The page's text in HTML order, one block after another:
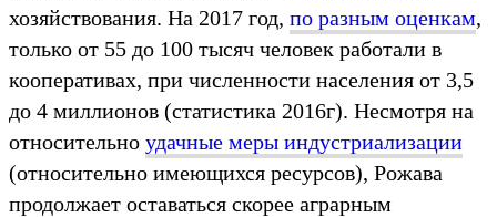
хозяйствования. На 2017 год, по разным оценкам,
только от 55 до 100 тысяч человек работали в
кооперативах, при численности населения от 3,5
до 4 миллионов (статистика 2016г). Несмотря на
относительно удачные меры индустриализации
(относительно имеющихся ресурсов), Рожава
продолжает оставаться скорее аграрным